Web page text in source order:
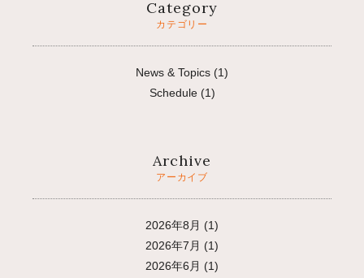
Category
カテゴリー
News & Topics (1)
Schedule(1)
Archive
アーカイブ
2026年8月 (1)
2026年7月 (1)
2026年6月 (1)